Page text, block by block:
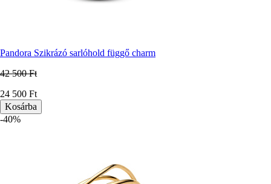
Pandora Szikrázó sarlóhold függő charm
42 500 Ft
Ár
24 500 Ft
-40%